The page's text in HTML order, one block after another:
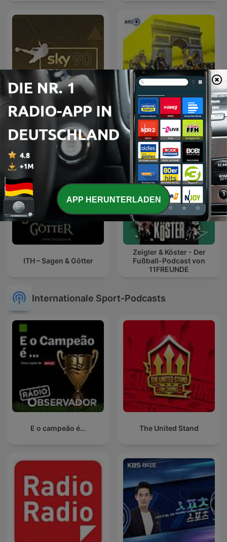
Sky90 – die
Fußballdebatte | Sky Sport
Podcast
Sportschau Tourfunk
ITH – Sagen & Götter
Zeigler & Köster - Der
Fußball-Podcast von
11FREUNDE
Internationale Sport-Podcasts
E o campeão é... The United Stand
APP HERUNTERLADEN